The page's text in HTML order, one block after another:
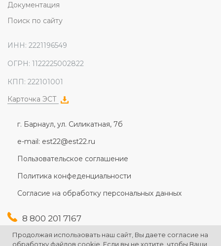
Документация
Поиск по сайту
ИНН: 2221196549
ОГРН: 1122225002822
КПП: 222101001
Карточка ЭСТ
г. Барнаул, ул. Силикатная, 7б
e-mail: est22@est22.ru
Пользовательское соглашение
Политика конфеденциальности
Согласие на обработку персональных данных
8 800 201 7167
+7 (3852) 607-167
+7 (3852) 226-176
Продолжая использовать наш сайт, Вы даете согласие на
обработку файлов cookie. Если вы не хотите, чтобы Ваши